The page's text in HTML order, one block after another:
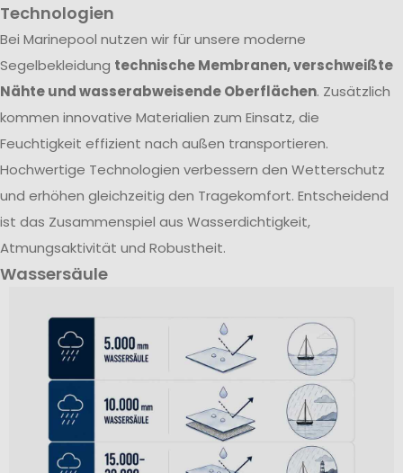
Technologien
Bei Marinepool nutzen wir für unsere moderne
Segelbekleidung technische Membranen, verschweißte
Nähte und wasserabweisende Oberflächen. Zusätzlich
kommen innovative Materialien zum Einsatz, die
Feuchtigkeit effizient nach außen transportieren.
Hochwertige Technologien verbessern den Wetterschutz
und erhöhen gleichzeitig den Tragekomfort. Entscheidend
ist das Zusammenspiel aus Wasserdichtigkeit,
Atmungsaktivität und Robustheit.
Wassersäule